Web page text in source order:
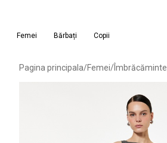
Femei Bărbați Copii
Pagina principala/Femei/Îmbrăcăminte